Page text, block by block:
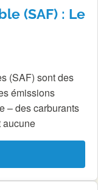
(SAF) : Le
(SAF) sont des
émissions
– des carburants
aucune